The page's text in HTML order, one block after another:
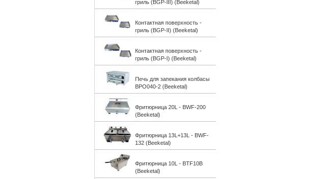
гриль (BGP-III) (Beeketal)
Контактная поверхность -
гриль (BGP-II) (Beeketal)
Контактная поверхность -
гриль (BGP-I) (Beeketal)
Печь для запекания колбасы
BPO040-2 (Beeketal)
Фритюрница 20L - BWF-200
(Beeketal)
Фритюрница 13L+13L - BWF-
132 (Beeketal)
Фритюрница 10L - BTF10B
(Beeketal)